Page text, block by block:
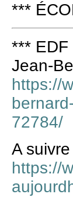
***
*** EDF
Jean-
https://
72784/
A
https://